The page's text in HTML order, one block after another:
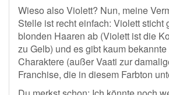
Wieso also Violett? Nun, meine
Stelle ist recht einfach: Violett sticht
blonden Haaren ab (Violett ist die
zu Gelb) und es gibt kaum bekannte
Charaktere (außer Vaati zur
Franchise, die in diesem Farbton